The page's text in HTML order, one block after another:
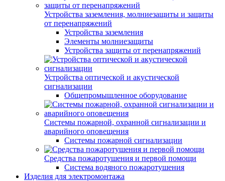
Устройства заземления, молниезащиты и защиты
от перенапряжений
Устройства заземления
Элементы молниезащиты
Устройства защиты от перенапряжений
Устройства оптической и акустической
сигнализации
Общепромышленное оборудование
Системы пожарной, охранной сигнализации и
аварийного оповещения
Системы пожарной сигнализации
Средства пожаротушения и первой помощи
Система водяного пожаротушения
Изделия для электромонтажа